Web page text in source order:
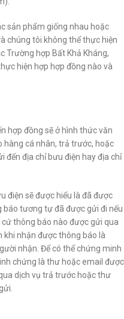
sản phẩm giống nhau hoặc
chúng tôi không thể thực hiện
Trường hợp Bất Khả Kháng,
hiện hợp hợp đồng nào và
hợp đồng sẽ ở hình thức văn
hàng cá nhân, trả trước, hoặc
đến địa chỉ bưu điện hay địa chỉ
điện sẽ được hiểu là đã được
báo tương tự đã được gửi đi nếu
thông báo nào được gửi qua
khi nhận được thông báo là
nhận. Để có thể chứng minh
chứng là thư hoặc email được
dịch vụ trả trước hoặc thư